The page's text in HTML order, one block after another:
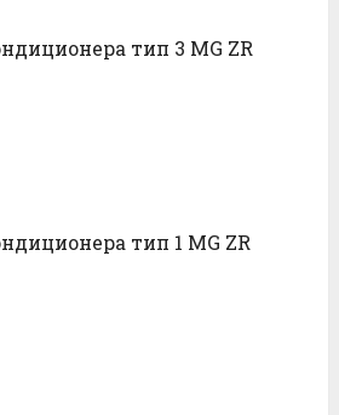
тип 3 MG ZR
тип 1 MG ZR